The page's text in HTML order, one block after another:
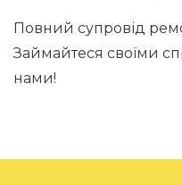
Повний супровід
Займайтеся своїми
нами!